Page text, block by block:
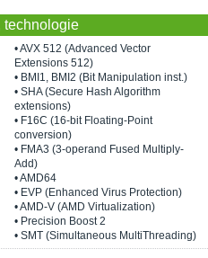
technologie
• AVX 512 (Advanced Vector
Extensions 512)
• BMI1, BMI2 (Bit Manipulation inst.)
• SHA (Secure Hash Algorithm
extensions)
• F16C (16-bit Floating-Point
conversion)
• FMA3 (3-operand Fused Multiply-
Add)
• AMD64
• EVP (Enhanced Virus Protection)
• AMD-V (AMD Virtualization)
• Precision Boost 2
• SMT (Simultaneous MultiThreading)